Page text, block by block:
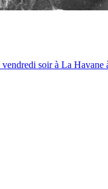
soir à La Havane